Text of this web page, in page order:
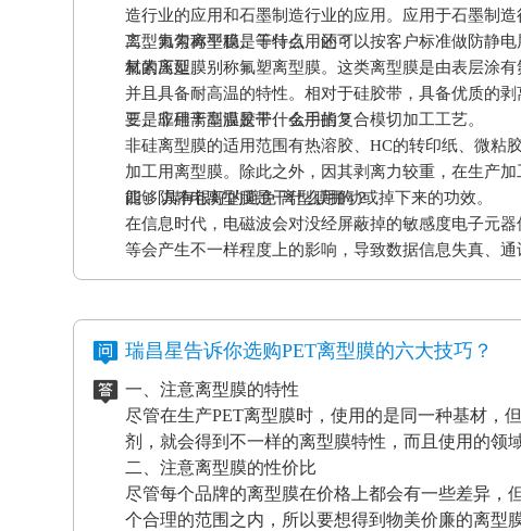
造行业的应用和石墨制造行业的应用。应用于石墨制
离型力匀称平稳、等特点，还可以按客户标准做防静
材的压延。
二、氟素离型膜是干什么用的？
氟素离型膜别称氟塑离型膜。这类离型膜是由表层涂有
并且具备耐高温的特性。相对于硅胶带，具备优质的
要是应用于高温胶带、金手指复合模切加工工艺。
三、非硅离型膜是干什么用的？
非硅离型膜的适用范围有热溶胶、HC的转印纸、微粘
加工用离型膜。除此之外，因其剥离力较重，在生产
能够 具有很好的避免 离型膜挪动或掉下来的功效。
四、防静电离型膜是干什么用的？
在信息时代，电磁波会对没经屏蔽掉的敏感度电子元
等会产生不一样程度上的影响，导致数据信息失真、
应和磨擦产生的静电感应对各种各样敏感元件、仪表
瑞昌星告诉你选购PET离型膜的六大技巧？
一、注意离型膜的特性
尽管在生产PET离型膜时，使用的是同一种基材，
剂，就会得到不一样的离型膜特性，而且使用的领
二、注意离型膜的性价比
尽管每个品牌的离型膜在价格上都会有一些差异，
个合理的范围之内，所以要想得到物美价廉的离型